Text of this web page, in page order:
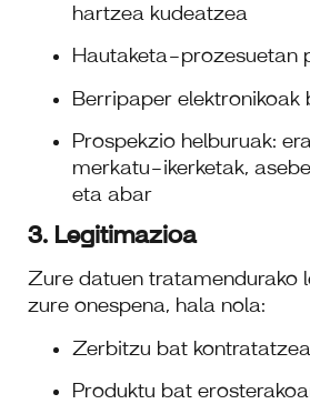
hartzea kudeatzea
Hautaketa-prozesuetan
Berripaper elektronikoak
Prospekzio helburuak:
merkatu-ikerketak,
eta abar
3. Legitimazioa
Zure datuen tratamendurako
zure onespena, hala nola:
Zerbitzu bat
Produktu bat